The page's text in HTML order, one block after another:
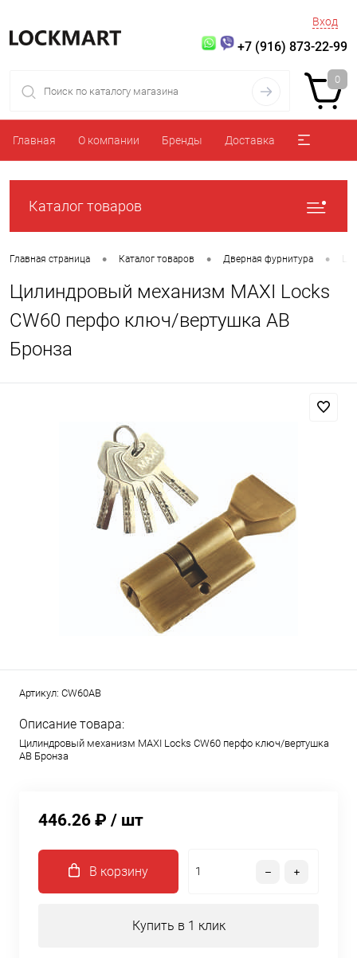
Вход
+7 (916) 873-22-99
0
Главная О компании Бренды Доставка
Каталог товаров
Главная страница • Каталог товаров • Дверная фурнитура •
Цилиндровый механизм MAXI Locks
CW60 перфо ключ/вертушка AB
Бронза
Артикул: CW60AB
Описание товара:
Цилиндровый механизм MAXI Locks CW60 перфо ключ/вертушка
AB Бронза
446.26 ₽ / шт
В корзину
Купить в 1 клик